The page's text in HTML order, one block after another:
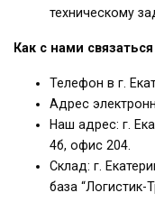
техническому
Как с нами связаться
Телефон в г.
Адрес
Наш адрес: г.
4б, офис 204.
Склад: г.
база “Логистик-